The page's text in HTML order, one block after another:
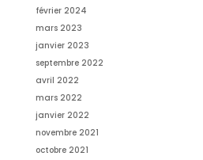
février 2024
mars 2023
janvier 2023
septembre 2022
avril 2022
mars 2022
janvier 2022
novembre 2021
octobre 2021